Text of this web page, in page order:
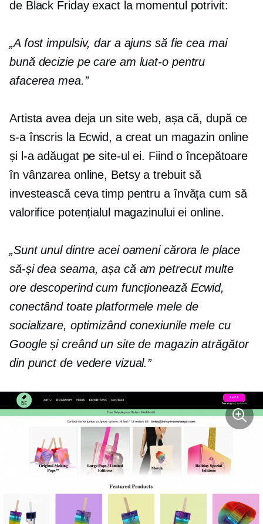
de Black Friday exact la momentul potrivit:
„A fost impulsiv, dar a ajuns să fie cea mai
bună decizie pe care am luat-o pentru
afacerea mea.”
Artista avea deja un site web, așa că, după ce
s-a înscris la Ecwid, a creat un magazin online
și l-a adăugat pe site-ul ei. Fiind o începătoare
în vânzarea online, Betsy a trebuit să
investească ceva timp pentru a învăța cum să
valorifice potențialul magazinului ei online.
„Sunt unul dintre acei oameni cărora le place
să-și dea seama, așa că am petrecut multe
ore descoperind cum funcționează Ecwid,
conectând toate platformele mele de
socializare, optimizând conexiunile mele cu
Google și creând un site de magazin atrăgător
din punct de vedere vizual.”